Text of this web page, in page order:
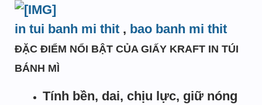
in tui banh mi thit , bao banh mi thit
ĐẶC ĐIỂM NỔI BẬT CỦA GIẤY KRAFT IN TÚI
BÁNH MÌ
Tính bền, dai, chịu lực, giữ nóng